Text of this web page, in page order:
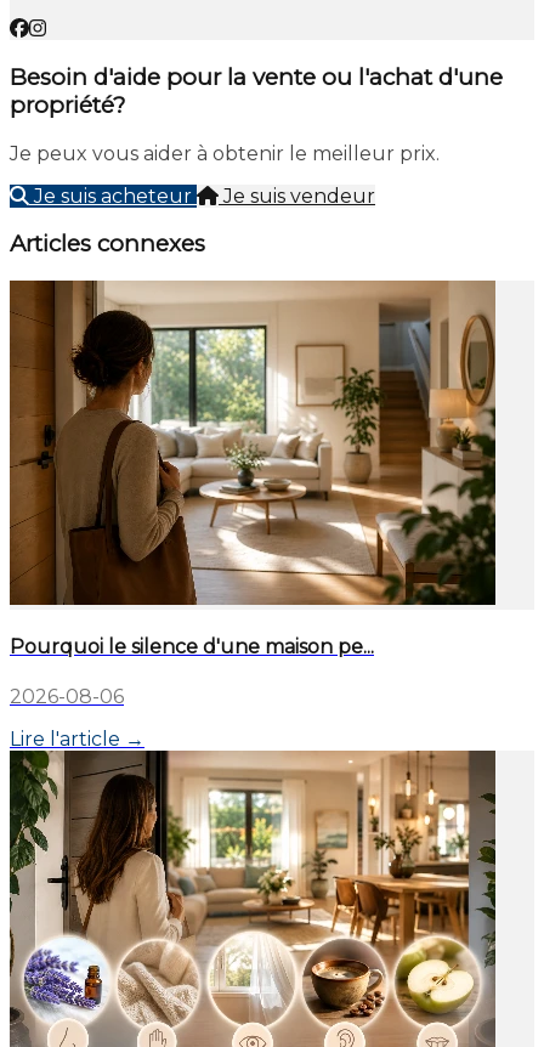
Besoin d'aide pour la vente ou l'achat d'une
propriété?
Je peux vous aider à obtenir le meilleur prix.
Je suis acheteur
Je suis vendeur
Articles connexes
Pourquoi le silence d'une maison pe...
2026-08-06
Lire l'article →